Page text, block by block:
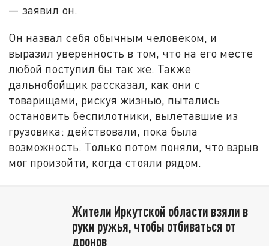
— заявил он.
Он назвал себя обычным человеком, и
выразил уверенность в том, что на его месте
любой поступил бы так же. Также
дальнобойщик рассказал, как они с
товарищами, рискуя жизнью, пытались
остановить беспилотники, вылетавшие из
грузовика: действовали, пока была
возможность. Только потом поняли, что взрыв
мог произойти, когда стояли рядом.
Жители Иркутской области взяли в
руки ружья, чтобы отбиваться от
дронов